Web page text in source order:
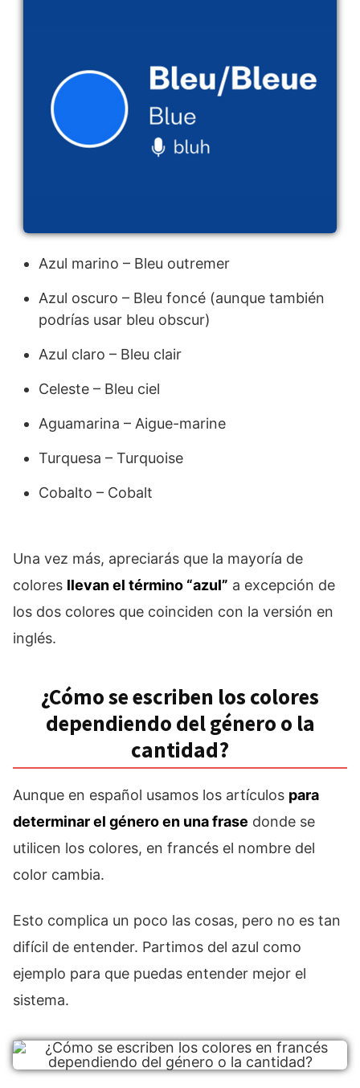
Azul marino – Bleu outremer
Azul oscuro – Bleu foncé (aunque también
podrías usar bleu obscur)
Azul claro – Bleu clair
Celeste – Bleu ciel
Aguamarina – Aigue-marine
Turquesa – Turquoise
Cobalto – Cobalt
Una vez más, apreciarás que la mayoría de
colores llevan el término “azul” a excepción de
los dos colores que coinciden con la versión en
inglés.
¿Cómo se escriben los colores
dependiendo del género o la
cantidad?
Aunque en español usamos los artículos para
determinar el género en una frase donde se
utilicen los colores, en francés el nombre del
color cambia.
Esto complica un poco las cosas, pero no es tan
difícil de entender. Partimos del azul como
ejemplo para que puedas entender mejor el
sistema.